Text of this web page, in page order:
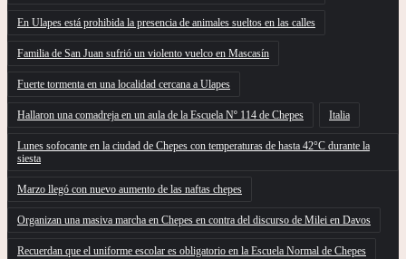
En Ulapes está prohibida la presencia de animales sueltos en las calles
Familia de San Juan sufrió un violento vuelco en Mascasín
Fuerte tormenta en una localidad cercana a Ulapes
Hallaron una comadreja en un aula de la Escuela Nº 114 de Chepes Italia
Lunes sofocante en la ciudad de Chepes con temperaturas de hasta 42°C durante la
siesta
Marzo llegó con nuevo aumento de las naftas chepes
Organizan una masiva marcha en Chepes en contra del discurso de Milei en Davos
Recuerdan que el uniforme escolar es obligatorio en la Escuela Normal de Chepes